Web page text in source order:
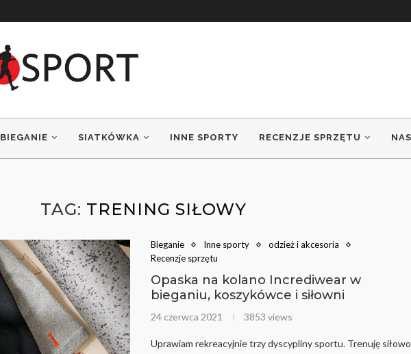
BIEGANIE SIATKÓWKA INNE SPORTY RECENZJE SPRZĘTU
TAG: TRENING SIŁOWY
Bieganie Inne sporty
odzież i akcesoria
Recenzje sprzętu
Opaska na kolano Incrediwear w
bieganiu, koszykówce i siłowni
24 czerwca 2021 3853 views
Uprawiam rekreacyjnie trzy dyscypliny sportu. Trenuję siłowo